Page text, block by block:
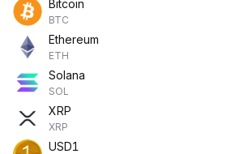
Bitcoin
BTC
Ethereum
ETH
Solana
SOL
XRP
XRP
USD1